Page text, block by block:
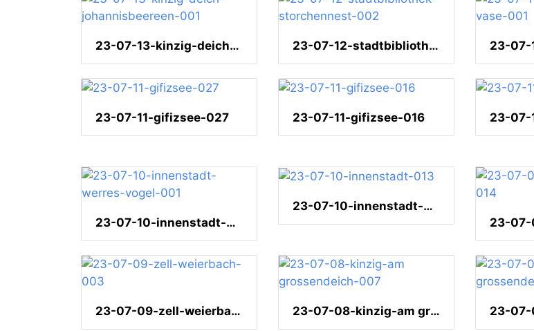
23-07-13-kinzig-deich-johannisbeereen-001 23-07-12-stadtbibliothek-storchennest-002
23-07-11-gifizsee-027 23-07-11-gifizsee-016
23-07-
23-07-10-innenstadt-werres-vogel-001
23-07-10-innenstadt-013
23-07-09-zell-weierbach-003 23-07-08-kinzig-am grossendeich-007